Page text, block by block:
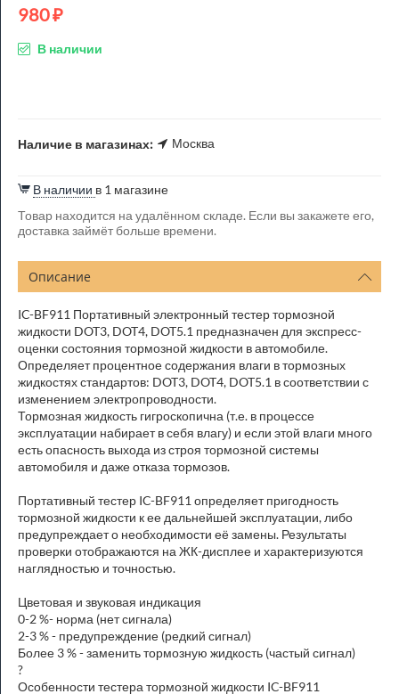
980₽
В наличии
Наличие в магазинах: Москва
В наличии в 1 магазине
Товар находится на удалённом складе. Если вы закажете его,
доставка займёт больше времени.
Описание
IC-BF911 Портативный электронный тестер тормозной
жидкости DOT3, DOT4, DOT5.1 предназначен для экспресс-
оценки состояния тормозной жидкости в автомобиле.
Определяет процентное содержания влаги в тормозных
жидкостях стандартов: DOT3, DOT4, DOT5.1 в соответствии с
изменением электропроводности.
Тормозная жидкость гигроскопична (т.е. в процессе
эксплуатации набирает в себя влагу) и если этой влаги много
есть опасность выхода из строя тормозной системы
автомобиля и даже отказа тормозов.
Портативный тестер IC-BF911 определяет пригодность
тормозной жидкости к ее дальнейшей эксплуатации, либо
предупреждает о необходимости её замены. Результаты
проверки отображаются на ЖК-дисплее и характеризуются
наглядностью и точностью.
Цветовая и звуковая индикация
0-2 %- норма (нет сигнала)
2-3 % - предупреждение (редкий сигнал)
Более 3 % - заменить тормозную жидкость (частый сигнал)
?
Особенности тестера тормозной жидкости IC-BF911